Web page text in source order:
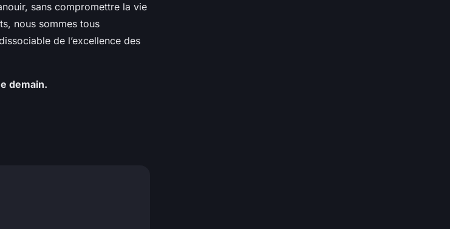
sans compromettre la vie
nous sommes tous
de l’excellence des
demain.